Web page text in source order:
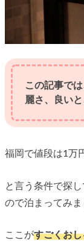
この記事で
麗さ、良い
福岡で値段は1万
と言う条件で探し
ので泊まってみま
ここがすごくお